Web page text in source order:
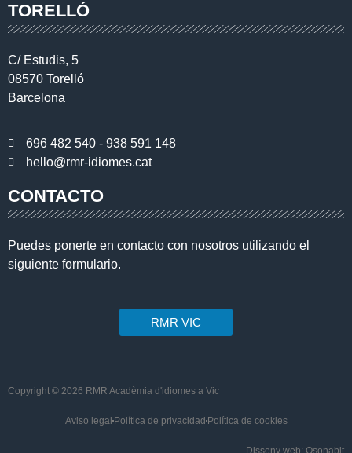
TORELLÓ
C/ Estudis, 5
08570 Torelló
Barcelona
696 482 540 - 938 591 148
hello@rmr-idiomes.cat
CONTACTO
Puedes ponerte en contacto con nosotros utilizando el
siguiente formulario.
RMR VIC
Copyright © 2026 RMR Acadèmia d'idiomes a Vic
Aviso legal Política de privacidad Política de cookies